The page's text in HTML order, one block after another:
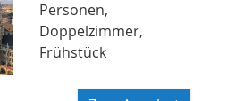
Personen,
Doppelzimmer,
Frühstück